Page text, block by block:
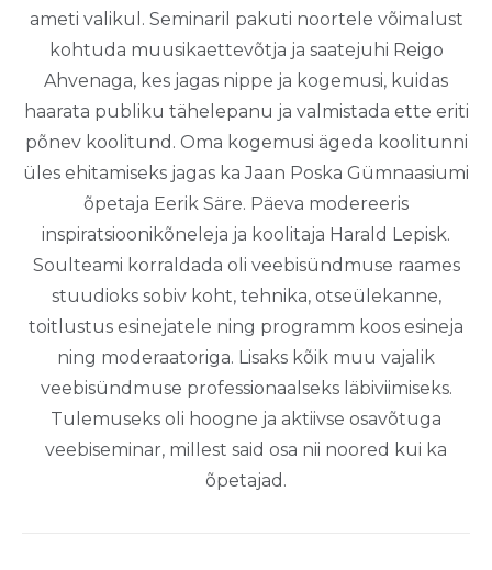
ameti valikul. Seminaril pakuti noortele võimalust
kohtuda muusikaettevõtja ja saatejuhi Reigo
Ahvenaga, kes jagas nippe ja kogemusi, kuidas
haarata publiku tähelepanu ja valmistada ette eriti
põnev koolitund. Oma kogemusi ägeda koolitunni
üles ehitamiseks jagas ka Jaan Poska Gümnaasiumi
õpetaja Eerik Säre. Päeva modereeris
inspiratsioonikõneleja ja koolitaja Harald Lepisk.
Soulteami korraldada oli veebisündmuse raames
stuudioks sobiv koht, tehnika, otseülekanne,
toitlustus esinejatele ning programm koos esineja
ning moderaatoriga. Lisaks kõik muu vajalik
veebisündmuse professionaalseks läbiviimiseks.
Tulemuseks oli hoogne ja aktiivse osavõtuga
veebiseminar, millest said osa nii noored kui ka
õpetajad.